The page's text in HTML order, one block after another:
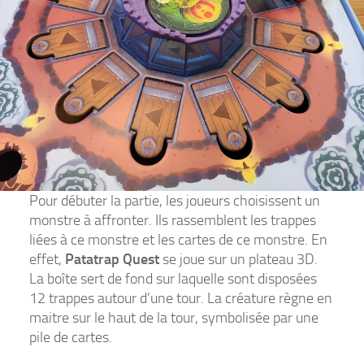
Pour débuter la partie, les joueurs choisissent un
monstre à affronter. Ils rassemblent les trappes
liées à ce monstre et les cartes de ce monstre. En
effet, Patatrap Questse joue sur un plateau 3D.
La boîte sert de fond sur laquelle sont disposées
12 trappes autour d’une tour. La créature règne en
maitre sur le haut de la tour, symbolisée par une
pile de cartes.